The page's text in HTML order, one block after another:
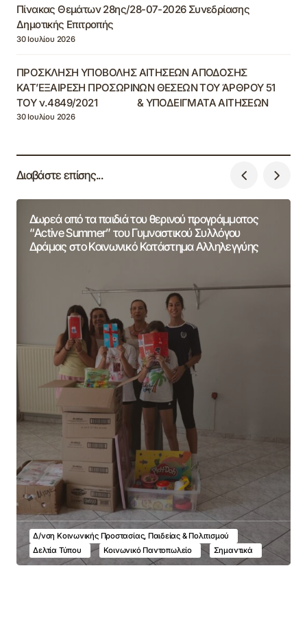
Πίνακας Θεμάτων 28ης/28-07-2026 Συνεδρίασης
Δημοτικής Επιτροπής
30 Ιουλίου 2026
ΠΡΟΣΚΛΗΣΗ ΥΠΟΒΟΛΗΣ ΑΙΤΗΣΕΩΝ ΑΠΟΔΟΣΗΣ
ΚΑΤ’ΕΞΑΙΡΕΣΗ ΠΡΟΣΩΡΙΝΩΝ ΘΕΣΕΩΝ ΤΟΥ ΆΡΘΡΟΥ 51
ΤΟΥ ν.4849/2021 & ΥΠΟΔΕΙΓΜΑΤΑ ΑΙΤΗΣΕΩΝ
30 Ιουλίου 2026
Διαβάστε επίσης...
Δωρεά από τα παιδιά του θερινού προγράμματος
“Active Summer” του Γυμναστικού Συλλόγου
Δράμας στο Κοινωνικό Κατάστημα Αλληλεγγύης
Δ/νση Κοινωνικής Προστασίας, Παιδείας & Πολιτισμού
Δελτία Τύπου
Κοινωνικό Παντοπωλείο Σημαντικά